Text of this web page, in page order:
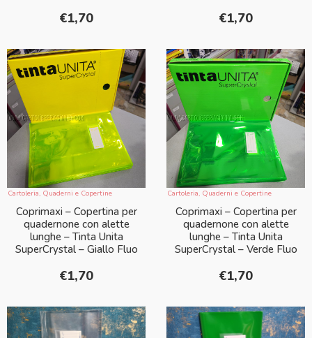
€1,70 €1,70
Cartoleria, Quaderni e Copertine
Coprimaxi – Copertina per
quadernone con alette
lunghe – Tinta Unita
SuperCrystal – Giallo Fluo
€1,70
Cartoleria, Quaderni e Copertine
Coprimaxi – Copertina per
quadernone con alette
lunghe – Tinta Unita
SuperCrystal – Verde Fluo
€1,70